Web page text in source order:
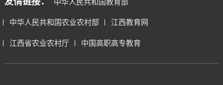
中华人民共和国教育部
中华人民共和国农业农村部 江西教育网
江西省农业农村厅 中国高职高专教育